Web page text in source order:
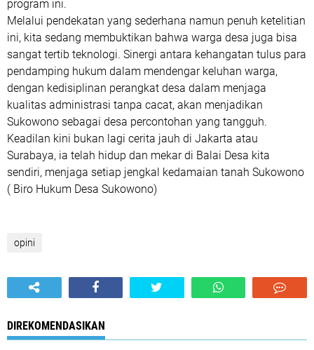
program ini.
​Melalui pendekatan yang sederhana namun penuh ketelitian
ini, kita sedang membuktikan bahwa warga desa juga bisa
sangat tertib teknologi. Sinergi antara kehangatan tulus para
pendamping hukum dalam mendengar keluhan warga,
dengan kedisiplinan perangkat desa dalam menjaga
kualitas administrasi tanpa cacat, akan menjadikan
Sukowono sebagai desa percontohan yang tangguh.
Keadilan kini bukan lagi cerita jauh di Jakarta atau
Surabaya, ia telah hidup dan mekar di Balai Desa kita
sendiri, menjaga setiap jengkal kedamaian tanah Sukowono
( Biro Hukum Desa Sukowono)
opini
DIREKOMENDASIKAN